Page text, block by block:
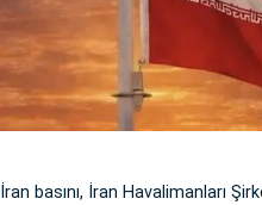
İran basını, İran Havalimanları